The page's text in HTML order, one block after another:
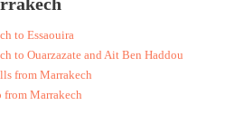
to Essaouira
to Ouarzazate and Ait Ben Haddou
from Marrakech
Marrakech